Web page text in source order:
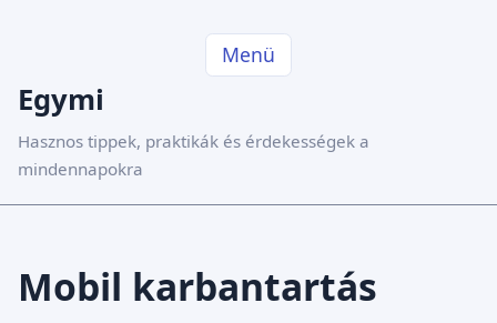
Menü
Egymi
Hasznos tippek, praktikák és érdekességek a
mindennapokra
Mobil karbantartás